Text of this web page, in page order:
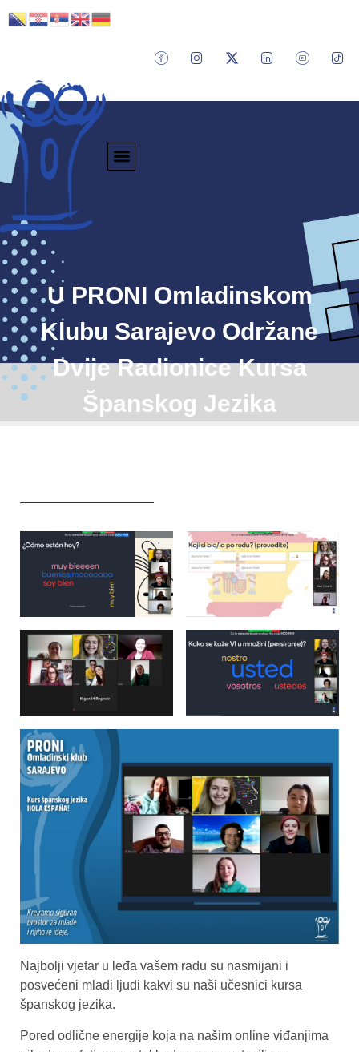
U PRONI Omladinskom
Klubu Sarajevo Održane
Dvije Radionice Kursa
Španskog Jezika
Najbolji vjetar u leđa vašem radu su nasmijani i
posvećeni mladi ljudi kakvi su naši učesnici kursa
španskog jezika.
Pored odlične energije koja na našim online viđanjima